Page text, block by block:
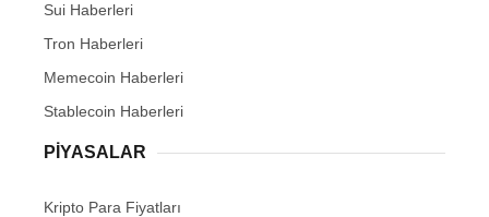
Sui Haberleri
Tron Haberleri
Memecoin Haberleri
Stablecoin Haberleri
PIYASALAR
Kripto Para Fiyatları